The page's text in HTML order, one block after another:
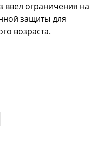
ограничения на
защиты для
возраста.